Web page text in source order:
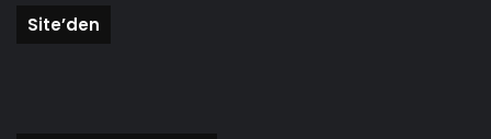
Site’den